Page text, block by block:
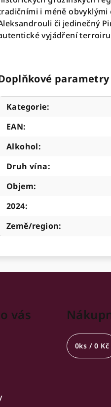
i méně obvyklými
či jedinečný
vyjádření
parametry
Kategorie:
EAN:
Alkohol:
Druh vína:
Objem:
2024:
Země/region:
vás
0ks /0 Kč